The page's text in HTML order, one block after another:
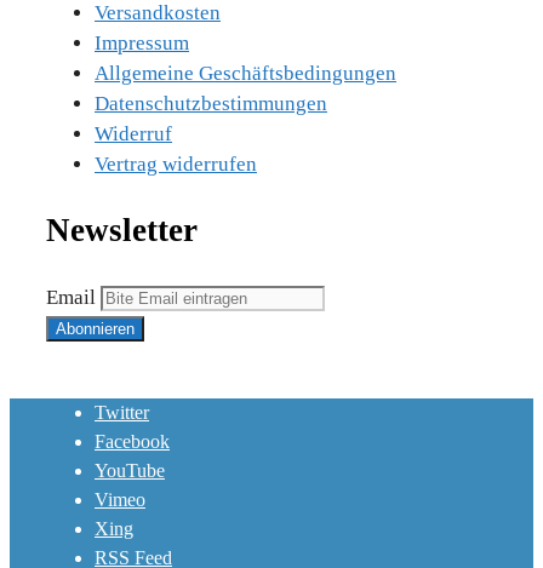
Versandkosten
Impressum
Allgemeine Geschäftsbedingungen
Datenschutzbestimmungen
Widerruf
Vertrag widerrufen
Newsletter
Email
Twitter
Facebook
YouTube
Vimeo
Xing
RSS Feed